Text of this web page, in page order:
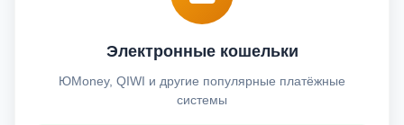
Электронные кошельки
ЮMoney, QIWI и другие популярные платёжные
системы